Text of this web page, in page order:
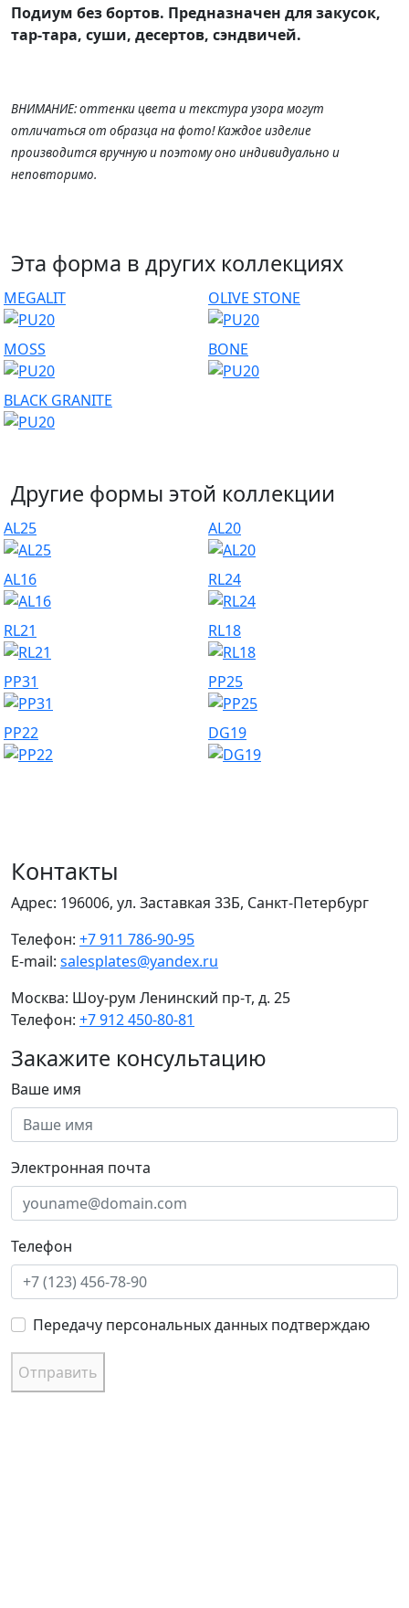
Подиум без бортов. Предназначен для закусок,
тар-тара, суши, десертов, сэндвичей.
ВНИМАНИЕ: оттенки цвета и текстура узора могут
отличаться от образца на фото! Каждое изделие
производится вручную и поэтому оно индивидуально и
неповторимо.
Эта форма в других коллекциях
MEGALIT OLIVE STONE
MOSS BONE
BLACK GRANITE
Другие формы этой коллекции
AL25 AL20
AL16 RL24
RL21 RL18
PP31 PP25
PP22 DG19
Контакты
Адрес: 196006, ул. Заставкая 33Б, Санкт-Петербург
Телефон: +7 911 786-90-95
E-mail: salesplates@yandex.ru
Москва: Шоу-рум Ленинский пр-т, д. 25
Телефон: +7 912 450-80-81
Закажите консультацию
Ваше имя
Электронная почта
Телефон
Передачу персональных данных подтверждаю
Отправить